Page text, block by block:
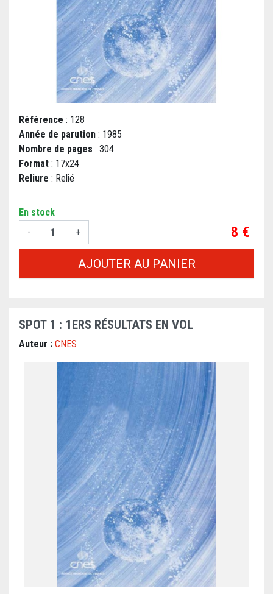
Référence : 128
Année de parution : 1985
Nombre de pages : 304
Format : 17x24
Reliure : Relié
En stock
-
+ Prix
8 €
AJOUTER AU PANIER
SPOT 1 : 1ERS RÉSULTATS EN VOL
Auteur : CNES